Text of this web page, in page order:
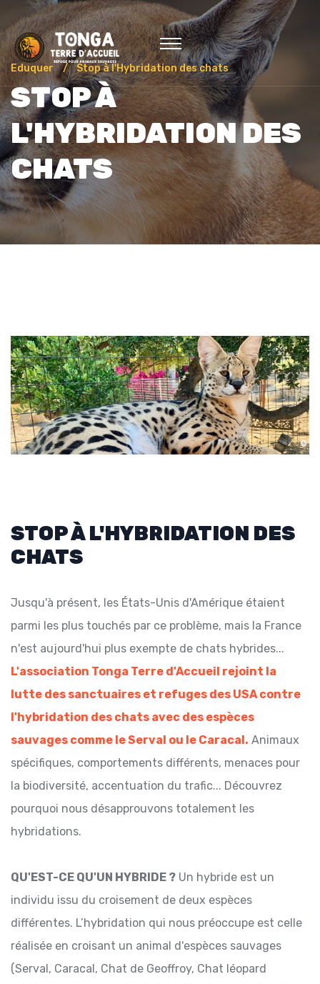
Eduquer Stop à l'Hybridation des chats
STOP À
L'HYBRIDATION DES
CHATS
STOP À L'HYBRIDATION DES
CHATS
Jusqu'à présent, les États-Unis d'Amérique étaient
parmi les plus touchés par ce problème, mais la France
n'est aujourd'hui plus exempte de chats hybrides...
L'association Tonga Terre d'Accueil rejoint la
lutte des sanctuaires et refuges des USA contre
l'hybridation des chats avec des espèces
sauvages comme le Serval ou le Caracal. Animaux
spécifiques, comportements différents, menaces pour
la biodiversité, accentuation du trafic... Découvrez
pourquoi nous désapprouvons totalement les
hybridations.
QU'EST-CE QU'UN HYBRIDE ? Un hybride est un
individu issu du croisement de deux espèces
différentes. L’hybridation qui nous préoccupe est celle
réalisée en croisant un animal d'espèces sauvages
(Serval, Caracal, Chat de Geoffroy, Chat léopard